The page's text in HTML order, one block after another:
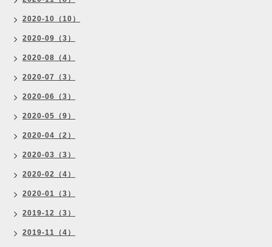
2020-10（10）
2020-09（3）
2020-08（4）
2020-07（3）
2020-06（3）
2020-05（9）
2020-04（2）
2020-03（3）
2020-02（4）
2020-01（3）
2019-12（3）
2019-11（4）